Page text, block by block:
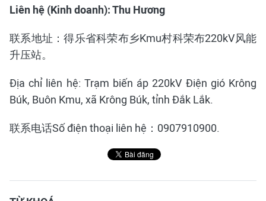
Liên hệ (Kinh doanh): Thu Hương
联系地址：得乐省科荣布乡Kmu村科荣布220kV风能
升压站。
Địa chỉ liên hệ: Trạm biến áp 220kV Điện gió Krông
Búk, Buôn Kmu, xã Krông Búk, tỉnh Đắk Lắk.
联系电话Số điện thoại liên hệ：0907910900.